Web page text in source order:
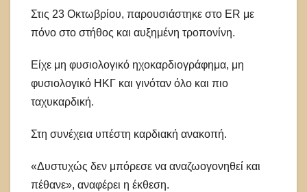
Στις 23 Οκτωβρίου, παρουσιάστηκε στο ER με
πόνο στο στήθος και αυξημένη τροπονίνη.
Είχε μη φυσιολογικό ηχοκαρδιογράφημα, μη
φυσιολογικό ΗΚΓ και γινόταν όλο και πιο
ταχυκαρδική.
Στη συνέχεια υπέστη καρδιακή ανακοπή.
«Δυστυχώς δεν μπόρεσε να αναζωογονηθεί και
πέθανε», αναφέρει η έκθεση.